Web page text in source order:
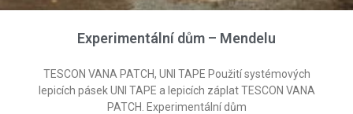
Experimentální dům – Mendelu
TESCON VANA PATCH, UNI TAPE Použití systémových
lepicích pásek UNI TAPE a lepicích záplat TESCON VANA
PATCH. Experimentální dům